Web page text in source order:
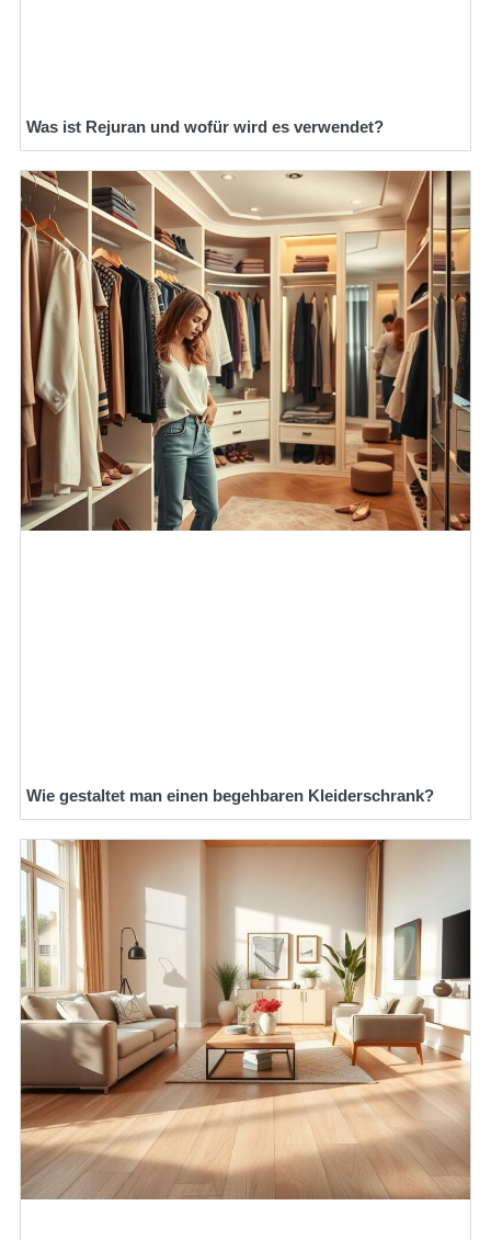
Was ist Rejuran und wofür wird es verwendet?
Wie gestaltet man einen begehbaren Kleiderschrank?